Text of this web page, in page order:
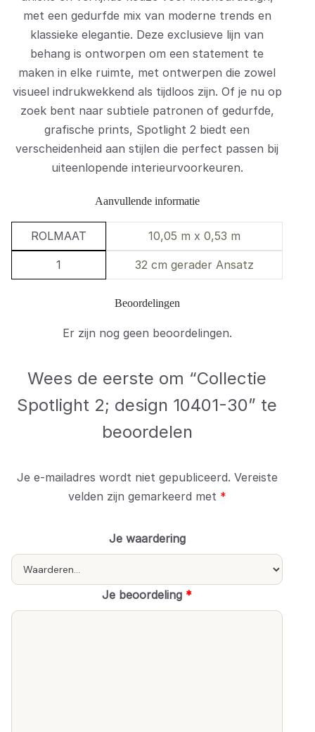
met een gedurfde mix van moderne trends en
klassieke elegantie. Deze exclusieve lijn van
behang is ontworpen om een statement te
maken in elke ruimte, met ontwerpen die zowel
visueel indrukwekkend als tijdloos zijn. Of je nu op
zoek bent naar subtiele patronen of gedurfde,
grafische prints, Spotlight 2 biedt een
verscheidenheid aan stijlen die perfect passen bij
uiteenlopende interieurvoorkeuren.
Aanvullende informatie
ROLMAAT 10,05 m x 0,53 m
1 32 cm gerader Ansatz
Beoordelingen
Er zijn nog geen beoordelingen.
Wees de eerste om “Collectie
Spotlight 2; design 10401-30” te
beoordelen
Je e-mailadres wordt niet gepubliceerd. Vereiste
velden zijn gemarkeerd met *
Je waardering
Je beoordeling *